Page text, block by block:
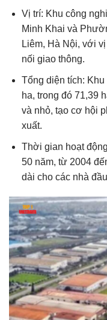
Vị trí: Khu công
Minh Khai và
Liêm, Hà Nội, với
nối giao thông.
Tổng diện tích:
ha, trong đó 71,39
và nhỏ, tạo cơ hội
xuất.
Thời gian hoạt
50 năm, từ 2004
dài cho các nhà